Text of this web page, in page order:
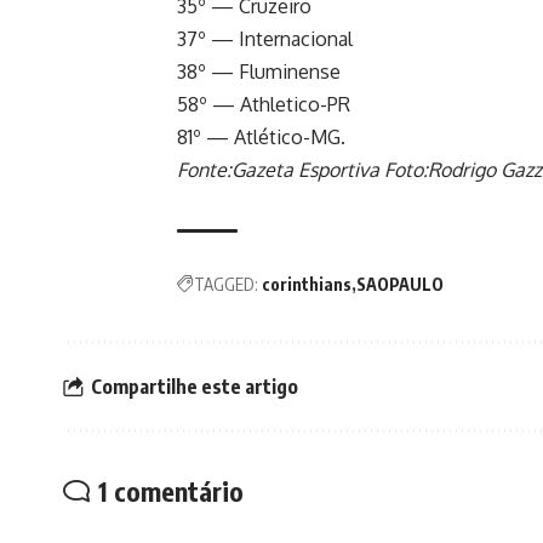
35º — Cruzeiro
37º — Internacional
38º — Fluminense
58º — Athletico-PR
81º — Atlético-MG.
Fonte:Gazeta Esportiva Foto:Rodrigo
TAGGED: corinthians SAOPAULO
Compartilhe este artigo
1 comentário